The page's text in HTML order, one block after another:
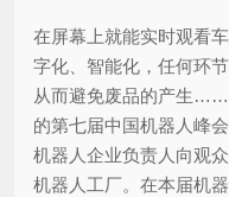
在屏幕上就能实时观看
字化、智能化，任何环
从而避免废品的产生
的第七届中国机器人峰
机器人企业负责人向观
机器人工厂。在本届机